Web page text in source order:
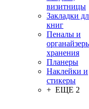
визитницы
Закладки
книг
Пеналы и
хранения
Планеры
Наклейки и
стикеры
+ ЕЩЕ 2